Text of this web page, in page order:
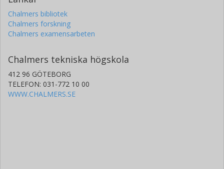
Chalmers bibliotek
Chalmers forskning
Chalmers examensarbeten
Chalmers tekniska högskola
412 96 GÖTEBORG
TELEFON: 031-772 10 00
WWW.CHALMERS.SE